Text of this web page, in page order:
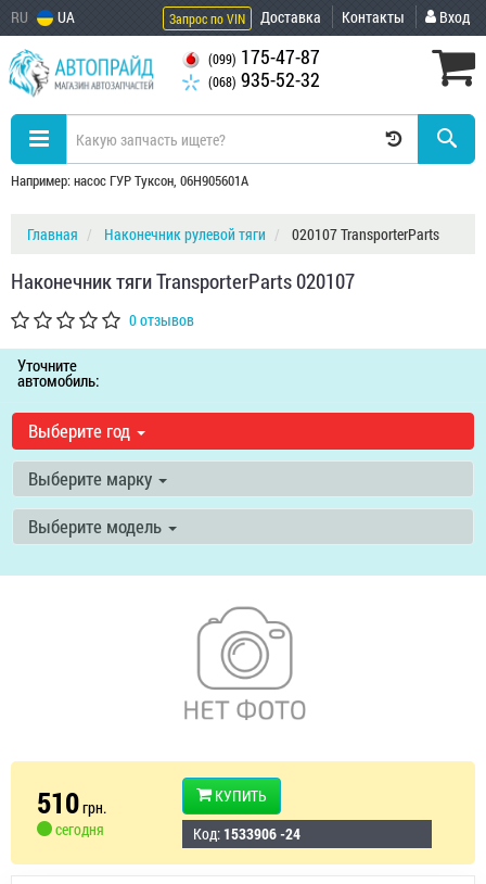
RU UA Запрос по VIN Доставка Контакты Вход
(099) 175-47-87
(068) 935-52-32
Например: насос ГУР Туксон, 06H905601A
Главная Наконечник рулевой тяги 020107 TransporterParts
Наконечник тяги TransporterParts 020107
0 отзывов
Уточните
автомобиль:
Выберите год
Выберите марку
Выберите модель
510грн.
сегодня
КУПИТЬ
Код: 1533906 -24